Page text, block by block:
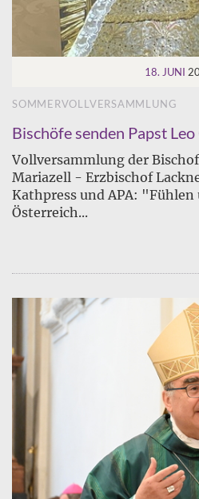
18. JUNI
SOMMERVOLLVERSAMMLUNG
Bischöfe senden Papst
Vollversammlung der
Mariazell - Erzbischof
Kathpress und APA: "Fühlen
Österreich...